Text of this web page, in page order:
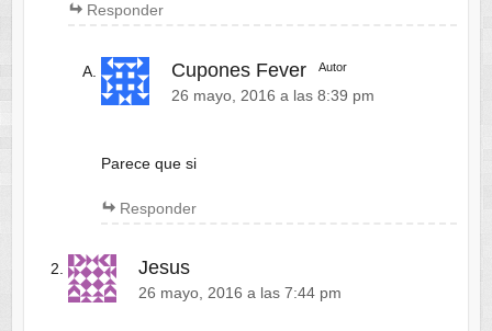
Responder
Cupones Fever Autor
26 mayo, 2016 a las 8:39 pm
Parece que si
Responder
Jesus
26 mayo, 2016 a las 7:44 pm